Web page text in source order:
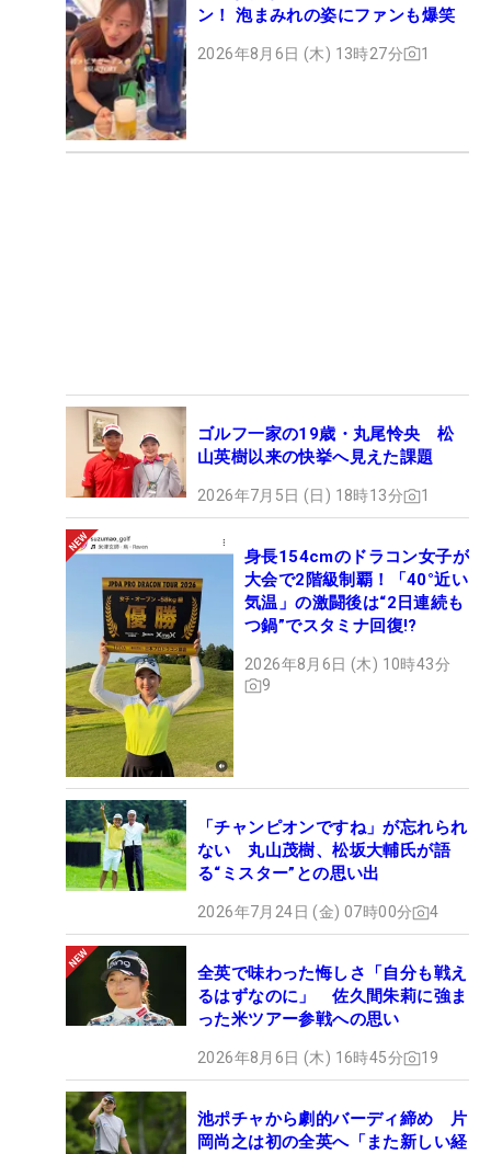
ン！ 泡まみれの姿にファンも爆笑
2026年8月6日 (木) 13時27分 1
ゴルフ一家の19歳・丸尾怜央 松
山英樹以来の快挙へ見えた課題
2026年7月5日 (日) 18時13分 1
身長154cmのドラコン女子が
大会で2階級制覇！「40°近い
気温」の激闘後は“2日連続も
つ鍋”でスタミナ回復!?
2026年8月6日 (木) 10時43分
9
「チャンピオンですね」が忘れられ
ない 丸山茂樹、松坂大輔氏が語
る“ミスター”との思い出
2026年7月24日 (金) 07時00分 4
全英で味わった悔しさ「自分も戦え
るはずなのに」 佐久間朱莉に強ま
った米ツアー参戦への思い
2026年8月6日 (木) 16時45分 19
池ポチャから劇的バーディ締め 片
岡尚之は初の全英へ「また新しい経